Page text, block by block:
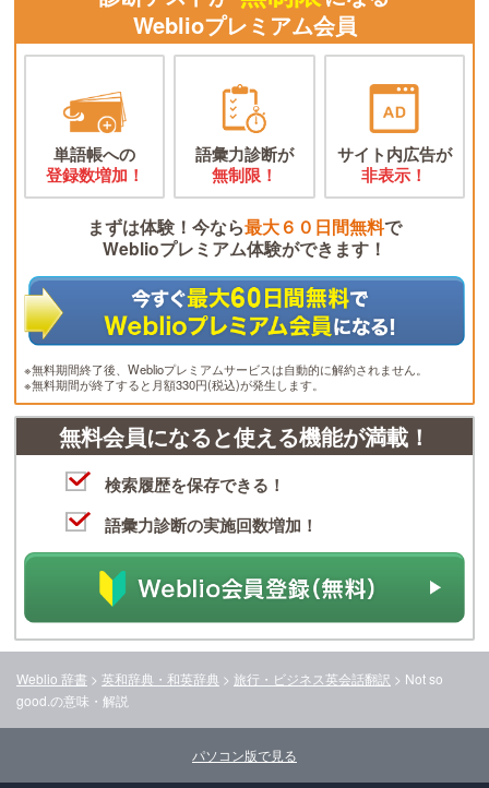
Weblioプレミアム会員
単語帳への
登録数増加！
語彙力診断が
無制限！
サイト内広告が
非表示！
まずは体験！今なら最大６０日間無料で
Weblioプレミアム体験ができます！
※無料期間終了後、Weblioプレミアムサービスは自動的に解約されません。
※無料期間が終了すると月額330円(税込)が発生します。
無料会員になると使える機能が満載！
検索履歴を保存できる！
語彙力診断の実施回数増加！
Weblio 辞書 > 英和辞典・和英辞典 > 旅行・ビジネス英会話翻訳 > Not so
good. の意味・解説
パソコン版で見る